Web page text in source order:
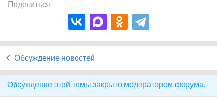
Поделиться
Обсуждение новостей
Обсуждение этой темы закрыто модератором форума.